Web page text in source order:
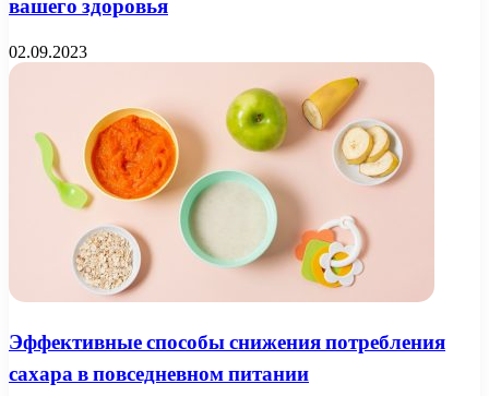
02.09.2023
Эффективные способы снижения потребления
сахара в повседневном питании